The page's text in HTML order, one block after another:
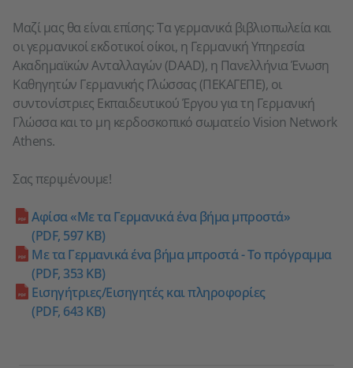
Μαζί μας θα είναι επίσης: Tα γερμανικά βιβλιοπωλεία και
οι γερμανικοί εκδοτικοί οίκοι, η Γερμανική Υπηρεσία
Ακαδημαϊκών Ανταλλαγών (DAAD), η Πανελλήνια Ένωση
Καθηγητών Γερμανικής Γλώσσας (ΠΕΚΑΓΕΠΕ), οι
συντονίστριες Εκπαιδευτικού Έργου για τη Γερμανική
Γλώσσα και το μη κερδοσκοπικό σωματείο Vision Network
Athens.
Σας περιμένουμε!
Αφίσα «Με τα Γερμανικά ένα βήμα μπροστά»
(PDF, 597 KB)
Με τα Γερμανικά ένα βήμα μπροστά - Το πρόγραμμα
(PDF, 353 KB)
Εισηγήτριες/Εισηγητές και πληροφορίες
(PDF, 643 KB)